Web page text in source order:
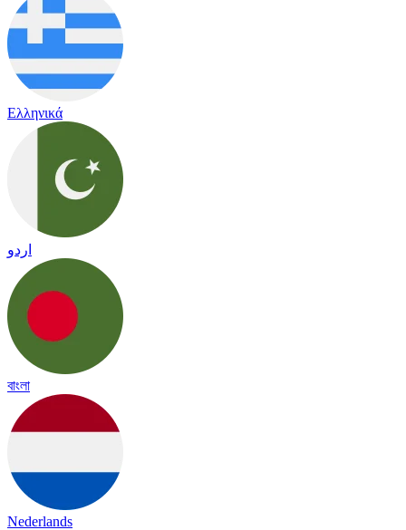
Ελληνικά
اردو
বাংলা
Nederlands